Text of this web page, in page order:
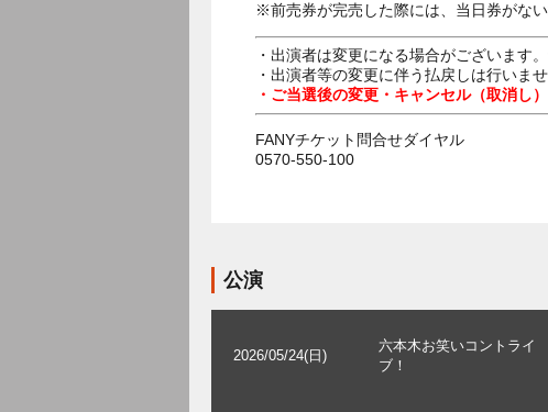
※前売券が完売した際には、当日券がない
・出演者は変更になる場合がございます
・出演者等の変更に伴う払戻しは行いませ
・ご当選後の変更・キャンセル（取消し
FANYチケット問合せダイヤル
0570-550-100
公演
2026/05/24(日)
六本木お笑いコントライ
ブ！